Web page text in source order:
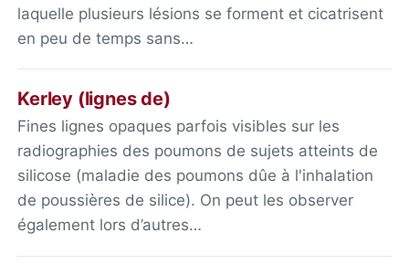
laquelle plusieurs lésions se forment et cicatrisent
en peu de temps sans…
Kerley (lignes de)
Fines lignes opaques parfois visibles sur les
radiographies des poumons de sujets atteints de
silicose (maladie des poumons dûe à l'inhalation
de poussières de silice). On peut les observer
également lors d’autres…